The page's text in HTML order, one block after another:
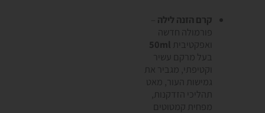
קרם הזנה לילה
פורמולה חדשה
ואפקטיבית 50ml
בעל מרקם עשיר
וקטיפתי, מגביר את
גמישות העור, מאט
תהליכי הזדקנות,
מפחית קמטוטים